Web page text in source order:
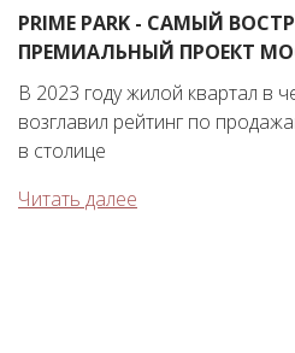
PRIME PARK - САМЫЙ
ПРЕМИАЛЬНЫЙ ПРОЕКТ
В 2023 году жилой квартал в
возглавил рейтинг по
в столице
Читать далее